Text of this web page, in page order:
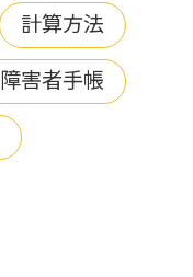
計算方法
障害者手帳